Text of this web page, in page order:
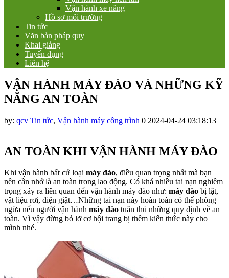
Vận hành xe nâng
Hồ sơ môi trường
Tin tức
Văn bản pháp quy
Khai giảng
Tuyển dụng
Liên hệ
VẬN HÀNH MÁY ĐÀO VÀ NHỮNG KỸ
NĂNG AN TOÀN
by: qcv Tin tức, Vận hành máy công trình 0 2024-04-24 03:18:13
AN TOÀN KHI VẬN HÀNH MÁY ĐÀO
Khi vận hành bất cứ loại máy đào, điều quan trọng nhất mà bạn
nên cần nhớ là an toàn trong lao động. Có khá nhiều tai nạn nghiêm
trọng xảy ra liên quan đến vận hành máy đào như: máy đào bị lật,
vật liệu rơi, điện giật…Những tai nạn này hoàn toàn có thể phòng
ngừa nếu người vận hành máy đào tuân thủ những quy định về an
toàn. Vì vậy đừng bỏ lỡ cơ hội trang bị thêm kiến thức này cho
mình nhé.